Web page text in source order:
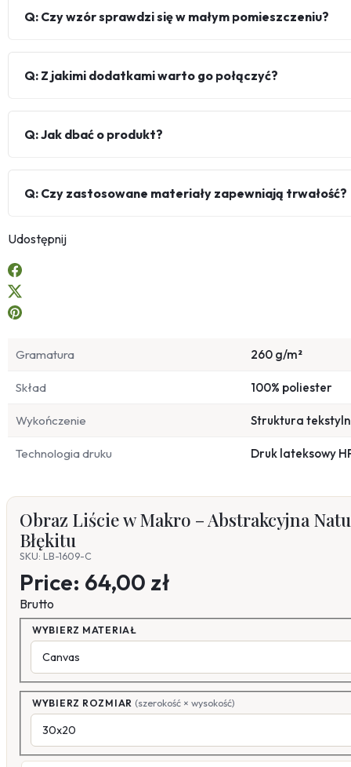
Q: Czy wzór sprawdzi się w małym pomieszczeniu?
Q: Z jakimi dodatkami warto go połączyć?
Q: Jak dbać o produkt?
Q: Czy zastosowane materiały zapewniają trwałość?
Udostępnij
Gramatura 260 g/m²
Skład 100% poliester
Wykończenie Struktura
Technologia druku Druk lateksowy
Obraz Liście w Makro – Abstrakcyjna
Błękitu
SKU: LB-1609-C
Price: 64,00 zł
Brutto
WYBIERZ MATERIAŁ
WYBIERZ ROZMIAR (szerokość × wysokość)